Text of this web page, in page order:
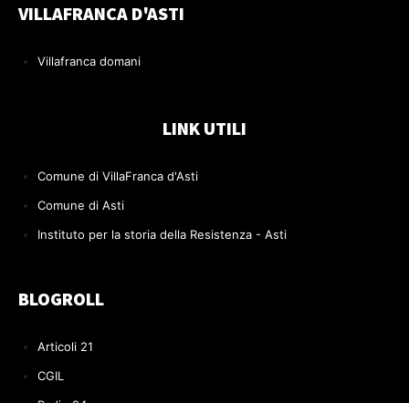
VILLAFRANCA D'ASTI
Villafranca domani
LINK UTILI
Comune di VillaFranca d'Asti
Comune di Asti
Instituto per la storia della Resistenza - Asti
BLOGROLL
Articoli 21
CGIL